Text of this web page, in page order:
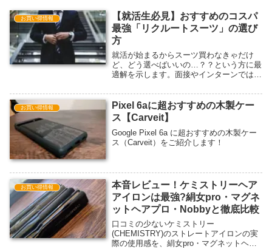
お買い得情報
【就活生必見】おすすめのコスパ
最強「リクルートスーツ」の選び
方
就活が始まるからスーツ買わなきゃだけ
ど、どう選べばいいの…？？という方に最
適解を示します。面接やインターンでは、
こで、今回はとんでもなく高コスパでおす
すめのリクルートスーツの選び方をお伝え
いたします。
お買い得情報
Pixel 6aに超おすすめの木製ケー
ス【Carveit】
Google Pixel 6a に超おすすめの木製ケー
ス（Carveit）をご紹介します！
お買い得情報
本音レビュー！ケミストリーヘア
アイロンは最強?絹女pro・マグネ
ットヘアプロ・Nobbyと徹底比較
口コミの少ないケミストリー
(CHEMISTRY)のストレートアイロンの実
際の使用感を、絹女pro・マグネットヘア